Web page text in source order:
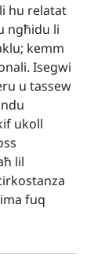
hu relatat
ngħidu li
kemm
Isegwi
u tassew
ukoll
lil
fuq